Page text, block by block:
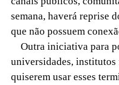
semana, haverá reprise
que não possuem
Outra iniciativa para
universidades, institutos
quiserem usar esses